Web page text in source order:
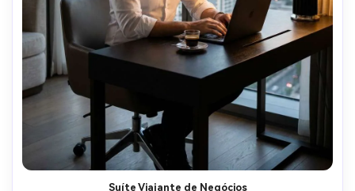
Suíte Viajante de Negócios